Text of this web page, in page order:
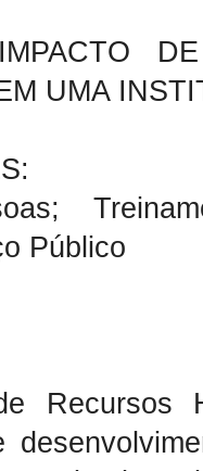
UMA
Público